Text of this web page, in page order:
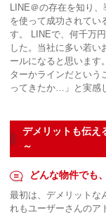
LINE＠の存在を知り
を使って成功されてい
す。 LINEで、何千万
した。当社に多い若
ールになると思います
ターかラインだという
ってきたか…」と実感
デメリットも伝
～
どんな物件でも
最初は、デメリットな
れもユーザーさんのア